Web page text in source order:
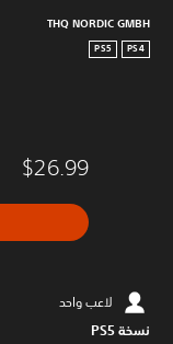
THQ NORDIC GMBH
PS4
PS5
$26.99
لاعب واحد
نسخة PS5‏